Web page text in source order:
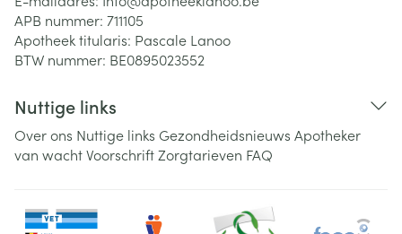
APB nummer: 711105
Apotheek titularis: Pascale Lanoo
BTW nummer: BE0895023552
Nuttige links
Over ons Nuttige links Gezondheidsnieuws Apotheker
van wachtVoorschriftZorgtarieven FAQ